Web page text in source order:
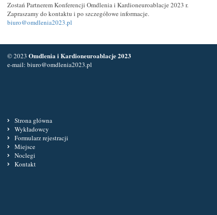
Zostań Partnerem Konferencji Omdlenia i Kardioneuroablacje 2023 r.
Zapraszamy do kontaktu i po szczegółowe informacje.
biuro@omdlenia2023.pl
© 2023 Omdlenia i Kardioneuroablacje 2023
e-mail: biuro@omdlenia2023.pl
Strona główna
Wykładowcy
Formularz rejestracji
Miejsce
Noclegi
Kontakt